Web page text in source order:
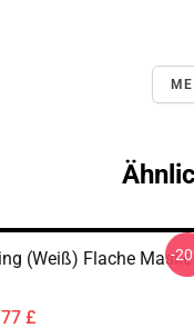
(weiß) Flache Maske
£
-